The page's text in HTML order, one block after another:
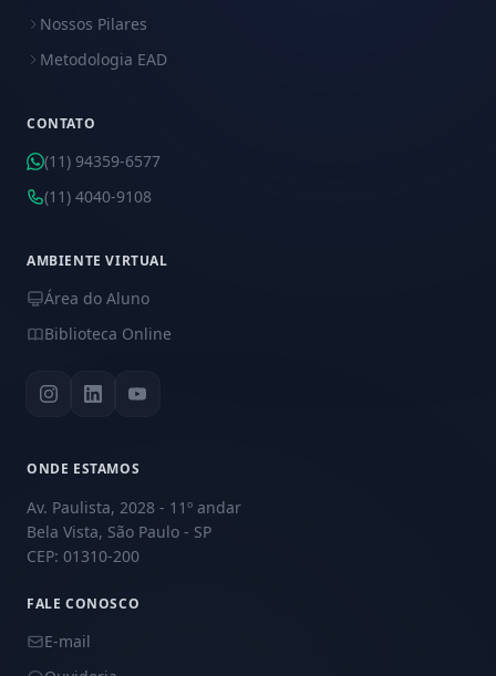
Nossos Pilares
Metodologia EAD
CONTATO
(11) 94359-6577
(11) 4040-9108
AMBIENTE VIRTUAL
Área do Aluno
Biblioteca Online
ONDE ESTAMOS
Av. Paulista, 2028 - 11º andar
Bela Vista, São Paulo - SP
CEP: 01310-200
FALE CONOSCO
E-mail